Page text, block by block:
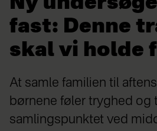
fast: Denne
skal vi holde
At samle familien til
børnene føler tryghed og
samlingspunktet ved